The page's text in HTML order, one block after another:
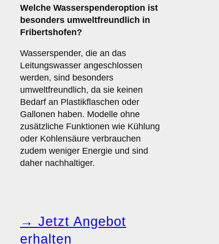
Welche Wasserspenderoption ist
besonders umweltfreundlich in
Fribertshofen?
Wasserspender, die an das
Leitungswasser angeschlossen
werden, sind besonders
umweltfreundlich, da sie keinen
Bedarf an Plastikflaschen oder
Gallonen haben. Modelle ohne
zusätzliche Funktionen wie Kühlung
oder Kohlensäure verbrauchen
zudem weniger Energie und sind
daher nachhaltiger.
→ Jetzt Angebot
erhalten